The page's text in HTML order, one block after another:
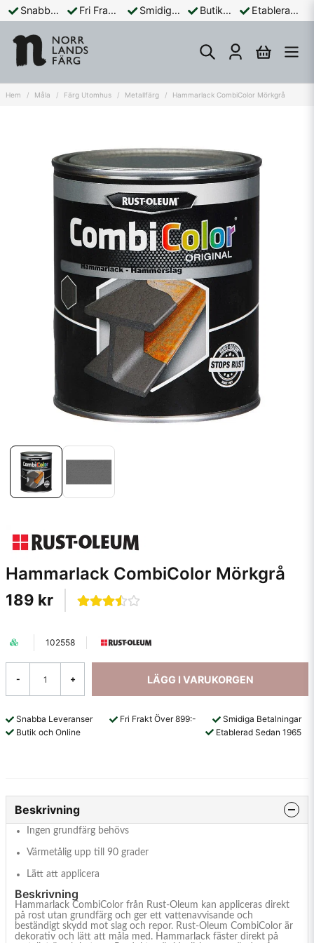
Snabba Leveranser Fri Frakt Över 899:- Smidiga Betalningar Butik och Online Etablerad Sedan 1965
Hem Måla Färg Utomhus Metallfärg Hammarlack CombiColor Mörkgrå
Hammarlack CombiColor Mörkgrå
189 kr
102558
- + LÄGG I VARUKORGEN
Snabba Leveranser Fri Frakt Över 899:-
Smidiga Betalningar
Butik och Online
Etablerad Sedan 1965
Beskrivning
Ingen grundfärg behövs
Värmetålig upp till 90 grader
Lätt att applicera
Beskrivning
Hammarlack CombiColor från Rust-Oleum kan appliceras direkt
på rost utan grundfärg och ger ett vattenavvisande och
beständigt skydd mot slag och repor. Rust-Oleum CombiColor är
dekorativ och lätt att måla med. Hammarlack fäster direkt på